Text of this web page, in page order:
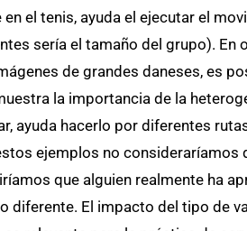
el tenis, ayuda el ejecutar el
sería el tamaño del grupo).
de grandes daneses, es
la importancia de la
ayuda hacerlo por diferentes
ejemplos no consideraríamos
que alguien realmente ha
diferente. El impacto del tipo de